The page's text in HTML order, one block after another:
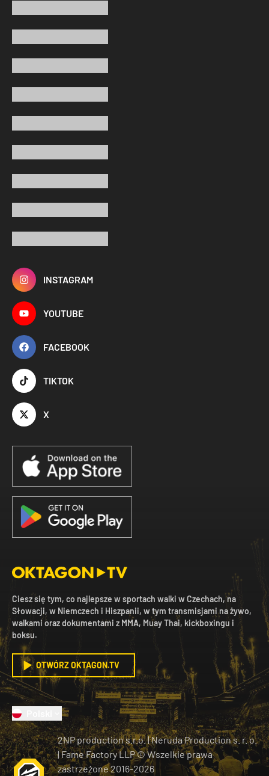
INSTAGRAM
YOUTUBE
FACEBOOK
TIKTOK
X
Ciesz się tym, co najlepsze w sportach walki w Czechach, na
Słowacji, w Niemczech i Hiszpanii, w tym transmisjami na żywo,
walkami oraz dokumentami z MMA, Muay Thai, kickboxingu i
boksu.
OTWÓRZ OKTAGON.TV
2NP production s.r.o.|Neruda Production s. r. o.
| Fame Factory LLP © Wszelkie prawa
zastrzeżone2016-2026